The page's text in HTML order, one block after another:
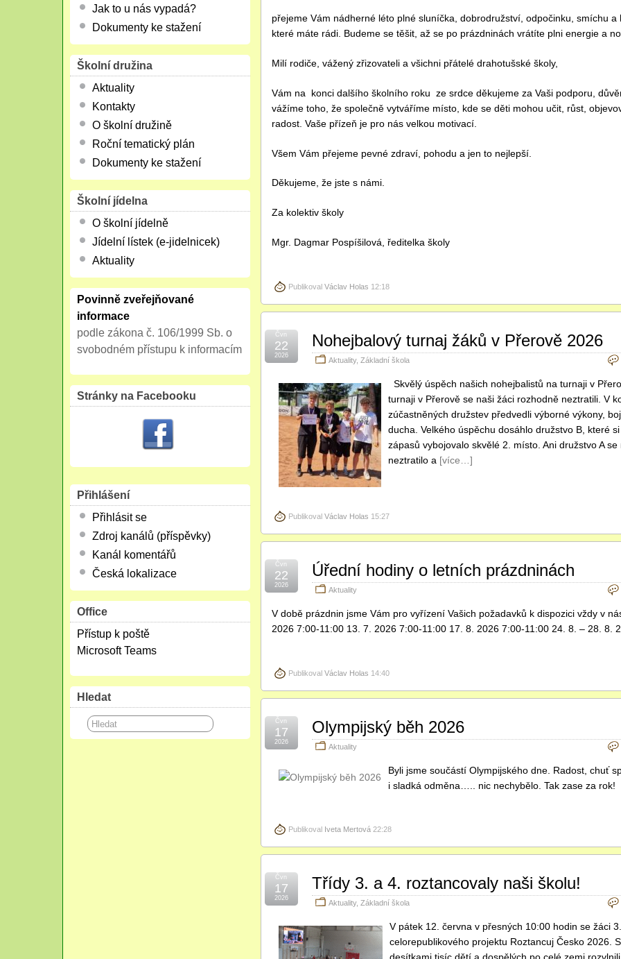
přejeme Vám nádherné léto plné sluníčka, dobrodružství, odpočinku, smíchu a
které máte rádi. Budeme se těšit, až se po prázdninách vrátíte plni energie a
Milí rodiče, vážený zřizovateli a všichni přátelé drahotušské školy,
Vám na konci dalšího školního roku ze srdce děkujeme za Vaši podporu,
vážíme toho, že společně vytváříme místo, kde se děti mohou učit, růst,
radost. Vaše přízeň je pro nás velkou motivací.
Všem Vám přejeme pevné zdraví, pohodu a jen to nejlepší.
Děkujeme, že jste s námi.
Za kolektiv školy
Mgr. Dagmar Pospíšilová, ředitelka školy
Publikoval Václav Holas 12:18
Nohejbalový turnaj žáků v Přerově 2026
Aktuality, Základní škola
Čvn
22
2026
Skvělý úspěch našich nohejbalistů na turnaji v
turnaji v Přerově se naši žáci rozhodně neztratili. V
zúčastněných družstev předvedli výborné výkony,
ducha. Velkého úspěchu dosáhlo družstvo B, které
zápasů vybojovalo skvělé 2. místo. Ani družstvo A
neztratilo a [více…]
Publikoval Václav Holas 15:27
Úřední hodiny o letních prázdninách
Aktuality
Čvn
22
2026
V době prázdnin jsme Vám pro vyřízení Vašich požadavků k dispozici vždy v
2026 7:00-11:00 13. 7. 2026 7:00-11:00 17. 8. 2026 7:00-11:00 24. 8. – 28. 8.
Publikoval Václav Holas 14:40
Olympijský běh 2026
Aktuality
Čvn
17
2026
Byli jsme součástí Olympijského dne. Radost, chuť
i sladká odměna….. nic nechybělo. Tak zase za rok!
Publikoval Iveta Mertová22:28
Třídy 3. a 4. roztancovaly naši školu!
Aktuality, Základní škola
Čvn
17
2026
V pátek 12. června v přesných 10:00 hodin se žáci
celorepublikového projektu Roztancuj Česko 2026.
Jak to u nás vypadá?
Dokumenty ke stažení
Školní družina
Aktuality
Kontakty
O školní družině
Roční tematický plán
Dokumenty ke stažení
Školní jídelna
O školní jídelně
Jídelní lístek (e-jidelnicek)
Aktuality
Povinně zveřejňované
informace
podle zákona č. 106/1999 Sb. o
svobodném přístupu k informacím
Stránky na Facebooku
Přihlášení
Přihlásit se
Zdroj kanálů (příspěvky)
Kanál komentářů
Česká lokalizace
Office
Přístup k poště
Microsoft Teams
Hledat